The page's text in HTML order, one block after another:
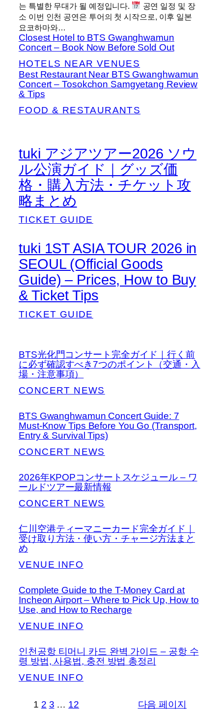
는 특별한 무대가 될 예정입니다.
공연 일정 및 장
소 이번 인천 공연은 투어의 첫 시작으로, 이후 일본
요코하마와…
Closest Hotel to BTS Gwanghwamun
Concert – Book Now Before Sold Out
HOTELS NEAR VENUES
Best Restaurant Near BTS Gwanghwamun
Concert – Tosokchon Samgyetang Review
& Tips
FOOD & RESTAURANTS
tuki アジアツアー2026 ソウ
ル公演ガイド｜グッズ価
格・購入方法・チケット攻
略まとめ
TICKET GUIDE
tuki 1ST ASIA TOUR 2026 in
SEOUL (Official Goods
Guide) – Prices, How to Buy
& Ticket Tips
TICKET GUIDE
BTS光化門コンサート完全ガイド｜行く前
に必ず確認すべき7つのポイント（交通・入
場・注意事項）
CONCERT NEWS
BTS Gwanghwamun Concert Guide: 7
Must-Know Tips Before You Go (Transport,
Entry & Survival Tips)
CONCERT NEWS
2026年KPOPコンサートスケジュール – ワ
ールドツアー最新情報
CONCERT NEWS
仁川空港ティーマニーカード完全ガイド｜
受け取り方法・使い方・チャージ方法まと
め
VENUE INFO
Complete Guide to the T-Money Card at
Incheon Airport – Where to Pick Up, How to
Use, and How to Recharge
VENUE INFO
인천공항 티머니 카드 완벽 가이드 – 공항 수
령 방법, 사용법, 충전 방법 총정리
VENUE INFO
1 2 3 … 12 다음 페이지